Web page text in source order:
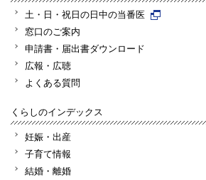
土・日・祝日の日中の当番医
窓口のご案内
申請書・届出書ダウンロード
広報・広聴
よくある質問
くらしのインデックス
妊娠・出産
子育て情報
結婚・離婚